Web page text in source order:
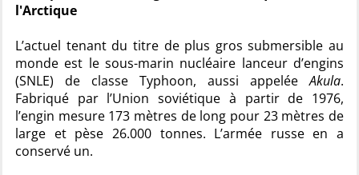
l'Arctique
L’actuel tenant du titre de plus gros submersible au
monde est le sous-marin nucléaire lanceur d’engins
(SNLE) de classe Typhoon, aussi appeléeAkula.
Fabriqué par l’Union soviétique à partir de 1976,
l’engin mesure 173 mètres de long pour 23 mètres de
large et pèse 26.000 tonnes. L’armée russe en a
conservé un.